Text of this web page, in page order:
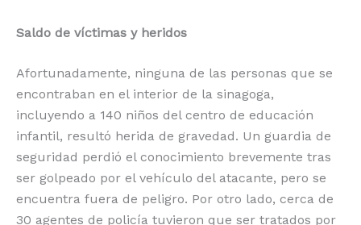
Saldo de víctimas y heridos
Afortunadamente, ninguna de las personas que se
encontraban en el interior de la sinagoga,
incluyendo a 140 niños del centro de educación
infantil, resultó herida de gravedad. Un guardia de
seguridad perdió el conocimiento brevemente tras
ser golpeado por el vehículo del atacante, pero se
encuentra fuera de peligro. Por otro lado, cerca de
30 agentes de policía tuvieron que ser tratados por